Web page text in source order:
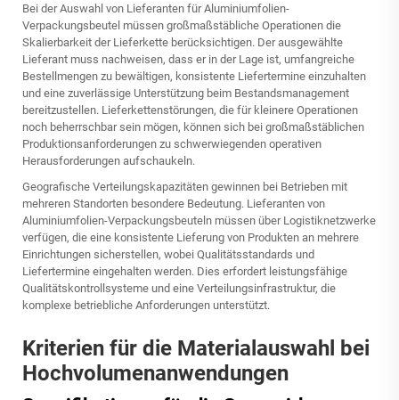
Bei der Auswahl von Lieferanten für Aluminiumfolien-
Verpackungsbeutel müssen großmaßstäbliche Operationen die
Skalierbarkeit der Lieferkette berücksichtigen. Der ausgewählte
Lieferant muss nachweisen, dass er in der Lage ist, umfangreiche
Bestellmengen zu bewältigen, konsistente Liefertermine einzuhalten
und eine zuverlässige Unterstützung beim Bestandsmanagement
bereitzustellen. Lieferkettenstörungen, die für kleinere Operationen
noch beherrschbar sein mögen, können sich bei großmaßstäblichen
Produktionsanforderungen zu schwerwiegenden operativen
Herausforderungen aufschaukeln.
Geografische Verteilungskapazitäten gewinnen bei Betrieben mit
mehreren Standorten besondere Bedeutung. Lieferanten von
Aluminiumfolien-Verpackungsbeuteln müssen über Logistiknetzwerke
verfügen, die eine konsistente Lieferung von Produkten an mehrere
Einrichtungen sicherstellen, wobei Qualitätsstandards und
Liefertermine eingehalten werden. Dies erfordert leistungsfähige
Qualitätskontrollsysteme und eine Verteilungsinfrastruktur, die
komplexe betriebliche Anforderungen unterstützt.
Kriterien für die Materialauswahl bei
Hochvolumenanwendungen